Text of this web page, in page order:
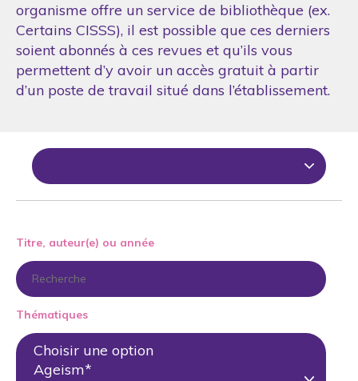
organisme offre un service de bibliothèque (ex.
Certains CISSS), il est possible que ces derniers
soient abonnés à ces revues et qu’ils vous
permettent d’y avoir un accès gratuit à partir
d’un poste de travail situé dans l’établissement.
Titre, auteur(e) ou année
Thématiques